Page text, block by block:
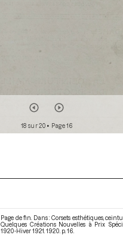
18 sur 20• Page 16
Page de fin. Dans : Corsets esthétiques,
Quelques Créations Nouvelles à Prix
1920-Hiver 1921 . 1920. p. 16.